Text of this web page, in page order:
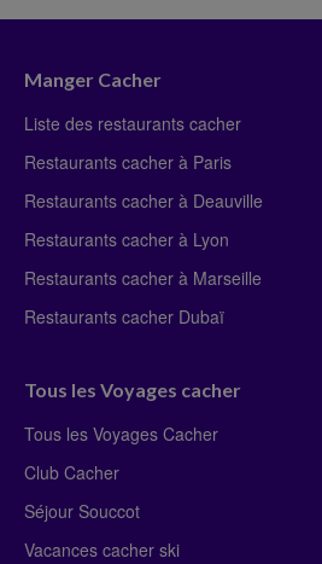
Manger Cacher
Liste des restaurants cacher
Restaurants cacher à Paris
Restaurants cacher à Deauville
Restaurants cacher à Lyon
Restaurants cacher à Marseille
Restaurants cacher Dubaï
Tous les Voyages cacher
Tous les Voyages Cacher
Club Cacher
Séjour Souccot
Vacances cacher ski